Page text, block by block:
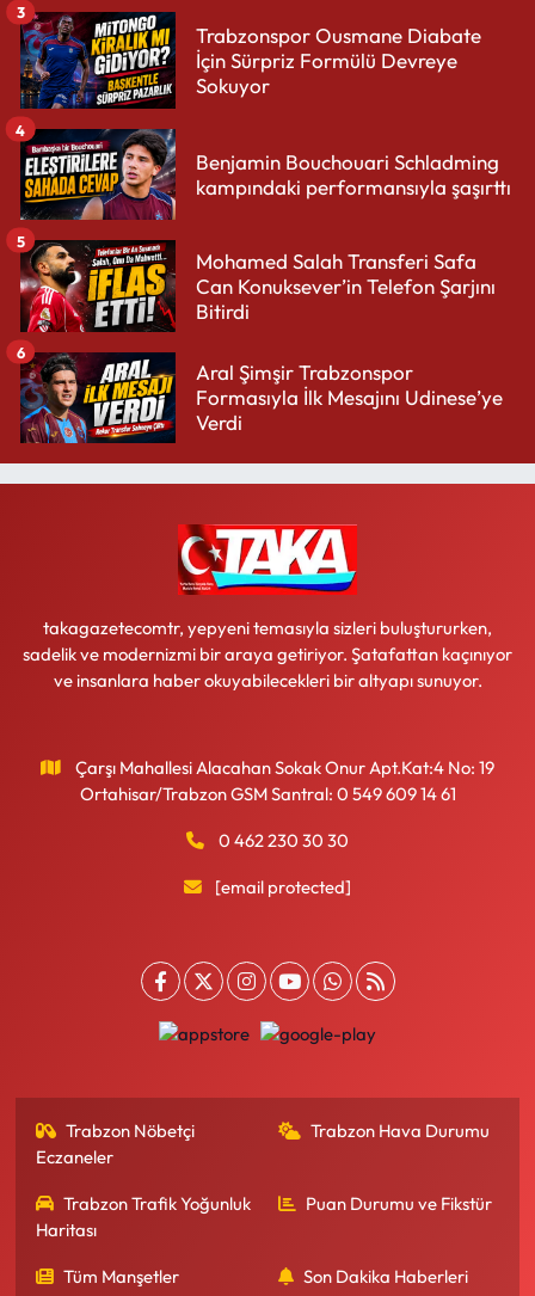
Trabzonspor Ousmane Diabate
İçin Sürpriz Formülü Devreye
Sokuyor
3
Benjamin Bouchouari Schladming
kampındaki performansıyla şaşırttı
4
Mohamed Salah Transferi Safa
Can Konuksever’in Telefon Şarjını
Bitirdi
5
Aral Şimşir Trabzonspor
Formasıyla İlk Mesajını Udinese’ye
Verdi
6
takagazetecomtr, yepyeni temasıyla sizleri buluştururken,
sadelik ve modernizmi bir araya getiriyor. Şatafattan kaçınıyor
ve insanlara haber okuyabilecekleri bir altyapı sunuyor.
Çarşı Mahallesi Alacahan Sokak Onur Apt.Kat:4 No: 19
Ortahisar/Trabzon GSM Santral: 0 549 609 14 61
0 462 230 30 30
[email protected]
Trabzon Nöbetçi
Eczaneler
Trabzon Hava Durumu
Trabzon Trafik Yoğunluk
Haritası
Puan Durumu ve Fikstür
Tüm Manşetler Son Dakika Haberleri